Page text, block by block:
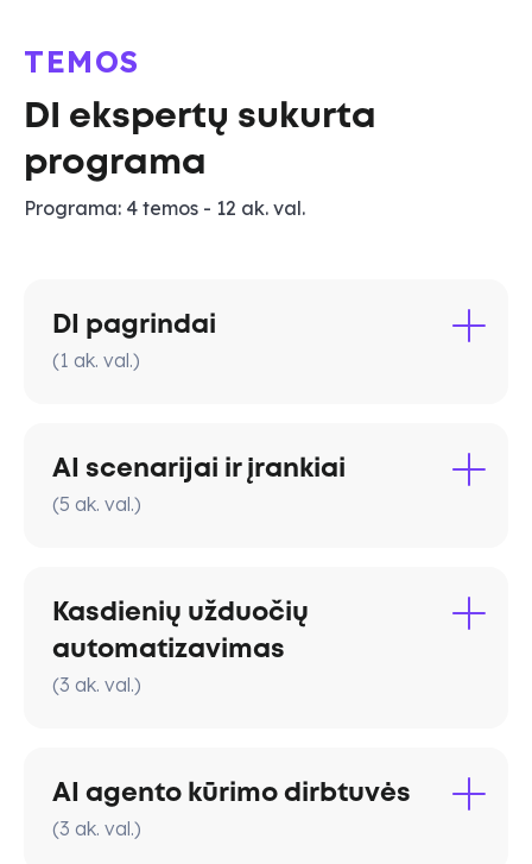
TEMOS
DI ekspertų sukurta
programa
Programa: 4 temos - 12 ak. val.
DI pagrindai
(1 ak. val.)
Realūs pavyzdžiai, kaip DI spartina
kasdienes užduotis.
Saugus DI naudojimas kasdienėje
veikloje.
AI scenarijai ir įrankiai
(5 ak. val.)
Tekstų, vizualų, analizės ir prezentacijų
kūrimas.
Realių užduočių sprendimai pagal dalyvių
Kasdienių užduočių
automatizavimas
(3 ak. val.)
Automatizuoti ataskaitas, procesus ir
statuso atnaujinimus.
AI agento kūrimo dirbtuvės
(3 ak. val.)